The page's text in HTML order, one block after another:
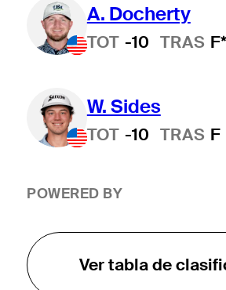
A. Docherty
TOT -10 TRAS F*
W. Sides
TOT -10 TRAS F
POWERED BY
Ver tabla de